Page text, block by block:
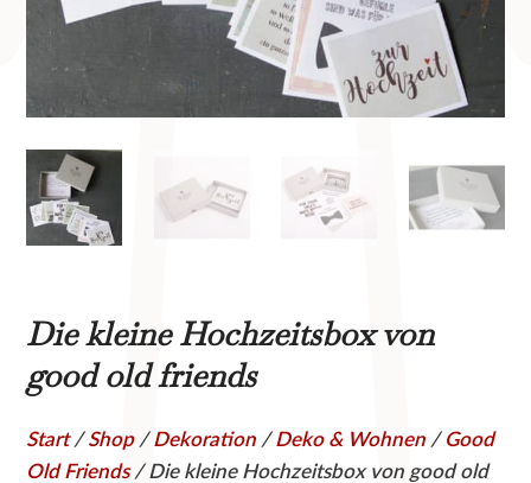
Die kleine Hochzeitsbox von
good old friends
Start/Shop/Dekoration /Deko & Wohnen /Good
Old Friends/ Die kleine Hochzeitsbox von good old